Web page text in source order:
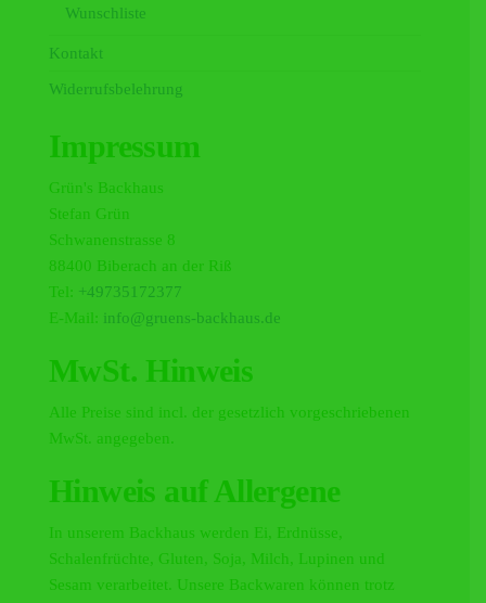
Wunschliste
Kontakt
Widerrufsbelehrung
Impressum
Grün's Backhaus
Stefan Grün
Schwanenstrasse 8
88400 Biberach an der Riß
Tel: +49735172377
E-Mail: info@gruens-backhaus.de
MwSt. Hinweis
Alle Preise sind incl. der gesetzlich vorgeschriebenen
MwSt. angegeben.
Hinweis auf Allergene
In unserem Backhaus werden Ei, Erdnüsse,
Schalenfrüchte, Gluten, Soja, Milch, Lupinen und
Sesam verarbeitet. Unsere Backwaren können trotz